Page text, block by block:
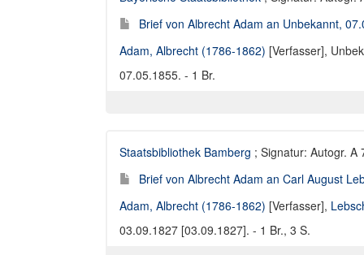
Brief von Albrecht Adam an Unbekannt,
Adam, Albrecht (1786-1862) [Verfasser],
07.05.1855. - 1 Br.
Staatsbibliothek Bamberg ; Signatur: Autogr. A
Brief von Albrecht Adam an Carl August
Adam, Albrecht (1786-1862) [Verfasser],
03.09.1827 [03.09.1827]. - 1 Br., 3 S.